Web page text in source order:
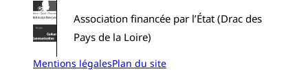
Association financée par l’État (Drac des
Pays de la Loire)
Mentions légalesPlan du site